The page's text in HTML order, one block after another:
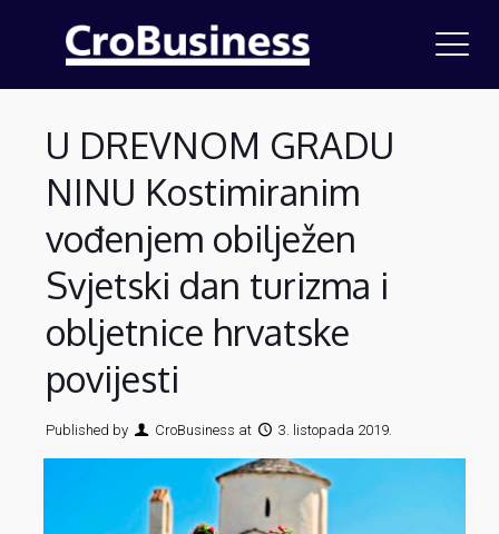
U DREVNOM GRADU
NINU Kostimiranim
vođenjem obilježen
Svjetski dan turizma i
obljetnice hrvatske
povijesti
Published by CroBusiness at 3. listopada 2019.